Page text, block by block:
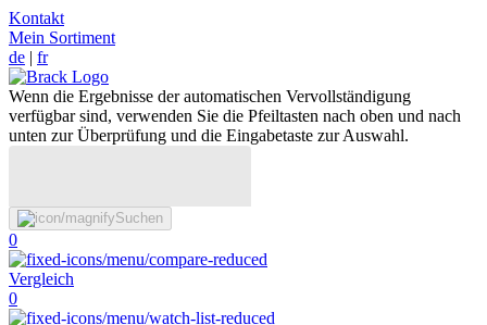
Kontakt
Mein Sortiment
de | fr
Wenn die Ergebnisse der automatischen Vervollständigung
verfügbar sind, verwenden Sie die Pfeiltasten nach oben und nach
unten zur Überprüfung und die Eingabetaste zur Auswahl.
Suchen
0
Vergleich
0